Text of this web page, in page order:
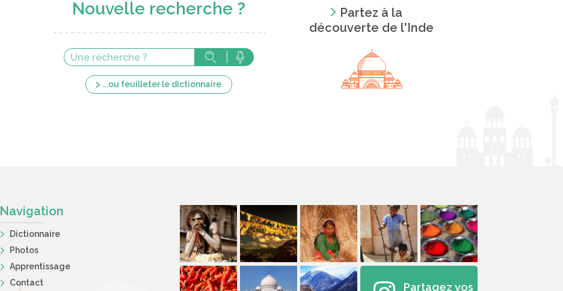
Nouvelle recherche ?
...ou feuilleter le dictionnaire
Partez à la
découverte de l'Inde
Navigation
Dictionnaire
Photos
Apprentissage
Contact
Partagez vos